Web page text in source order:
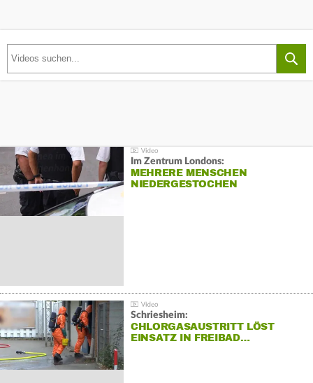
Im Zentrum Londons:
MEHRERE MENSCHEN
NIEDERGESTOCHEN
Schriesheim:
CHLORGASAUSTRITT LÖST
EINSATZ IN FREIBAD…